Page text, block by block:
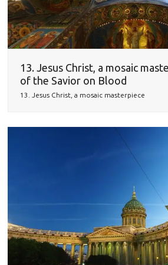
13. Jesus Christ, a mosaic
of the Savior on Blood
13. Jesus Christ, a mosaic masterpiece